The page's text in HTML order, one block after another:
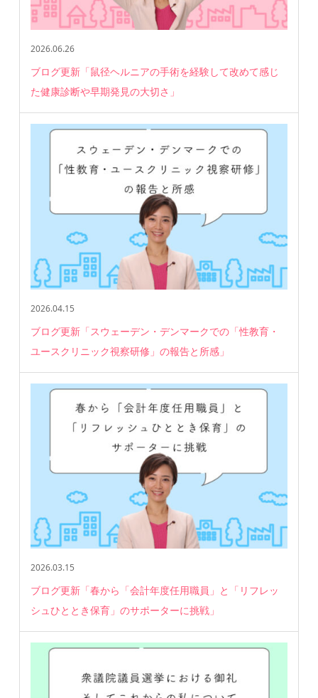
2026.06.26
ブログ更新「鼠径ヘルニアの手術を経験して改めて感じ
た健康診断や早期発見の大切さ」
2026.04.15
ブログ更新「スウェーデン・デンマークでの「性教育・
ユースクリニック視察研修」の報告と所感」
2026.03.15
ブログ更新「春から「会計年度任用職員」と「リフレッ
シュひととき保育」のサポーターに挑戦」